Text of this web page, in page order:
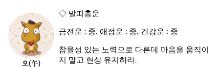
◇ 말띠총운
금전운 : 중, 애정운 : 중, 건강운 : 중
참을성 있는 노력으로 다른데 마음을 움직이
지 말고 현상 유지하라.